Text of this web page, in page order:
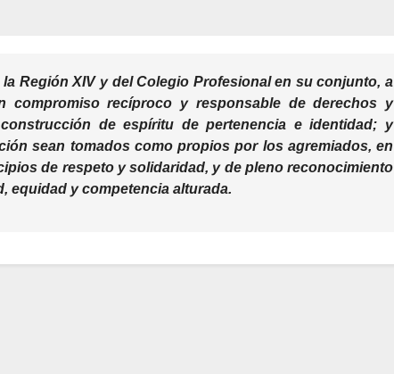
Región XIV y del Colegio Profesional en su conjunto, a
compromiso recíproco y responsable de derechos y
de espíritu de pertenencia e identidad; y
sean tomados como propios por los agremiados, en
de respeto y solidaridad, y de pleno reconocimiento
equidad y competencia alturada.